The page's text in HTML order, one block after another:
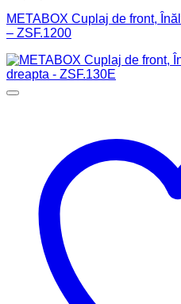
METABOX Cuplaj de front,
– ZSF.1200